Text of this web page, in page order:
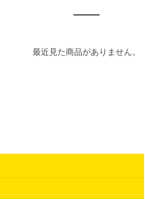
最近見た商品がありません。